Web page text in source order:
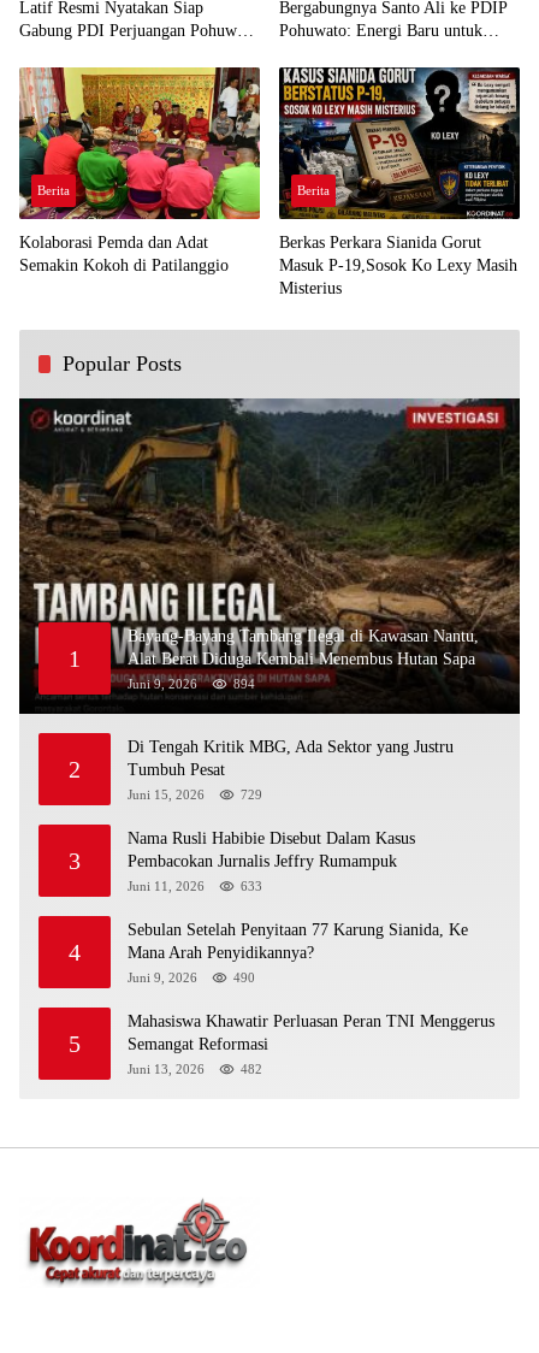
Latif Resmi Nyatakan Siap
Gabung PDI Perjuangan Pohuwato
Bergabungnya Santo Ali ke PDIP
Pohuwato: Energi Baru untuk
Berita
Kolaborasi Pemda dan Adat
Semakin Kokoh di Patilanggio
Berita
Berkas Perkara Sianida Gorut
Masuk P-19,Sosok Ko Lexy Masih
Misterius
Popular Posts
1
Bayang-Bayang Tambang Ilegal di Kawasan Nantu,
Alat Berat Diduga Kembali Menembus Hutan Sapa
Juni 9, 2026 894
2
Di Tengah Kritik MBG, Ada Sektor yang Justru
Tumbuh Pesat
Juni 15, 2026 729
3
Nama Rusli Habibie Disebut Dalam Kasus
Pembacokan Jurnalis Jeffry Rumampuk
Juni 11, 2026 633
4
Sebulan Setelah Penyitaan 77 Karung Sianida, Ke
Mana Arah Penyidikannya?
Juni 9, 2026 490
5
Mahasiswa Khawatir Perluasan Peran TNI Menggerus
Semangat Reformasi
Juni 13, 2026 482